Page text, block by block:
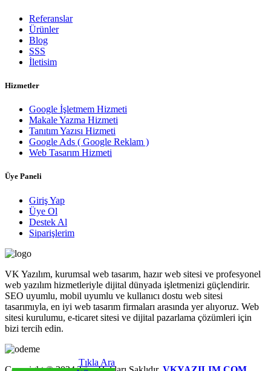
Tıkla Ara
Referanslar
Ürünler
Blog
SSS
İletisim
Hizmetler
Google İşletmem Hizmeti
Makale Yazma Hizmeti
Tanıtım Yazısı Hizmeti
Google Ads ( Google Reklam )
Web Tasarım Hizmeti
Üye Paneli
Giriş Yap
Üye Ol
Destek Al
Siparişlerim
VK Yazılım, kurumsal web tasarım, hazır web sitesi ve profesyonel
web yazılım hizmetleriyle dijital dünyada işletmenizi güçlendirir.
SEO uyumlu, mobil uyumlu ve kullanıcı dostu web sitesi
tasarımıyla, en iyi web tasarım firmaları arasında yer alıyoruz. Web
sitesi kurulumu, e-ticaret sitesi ve dijital pazarlama çözümleri için
bizi tercih edin.